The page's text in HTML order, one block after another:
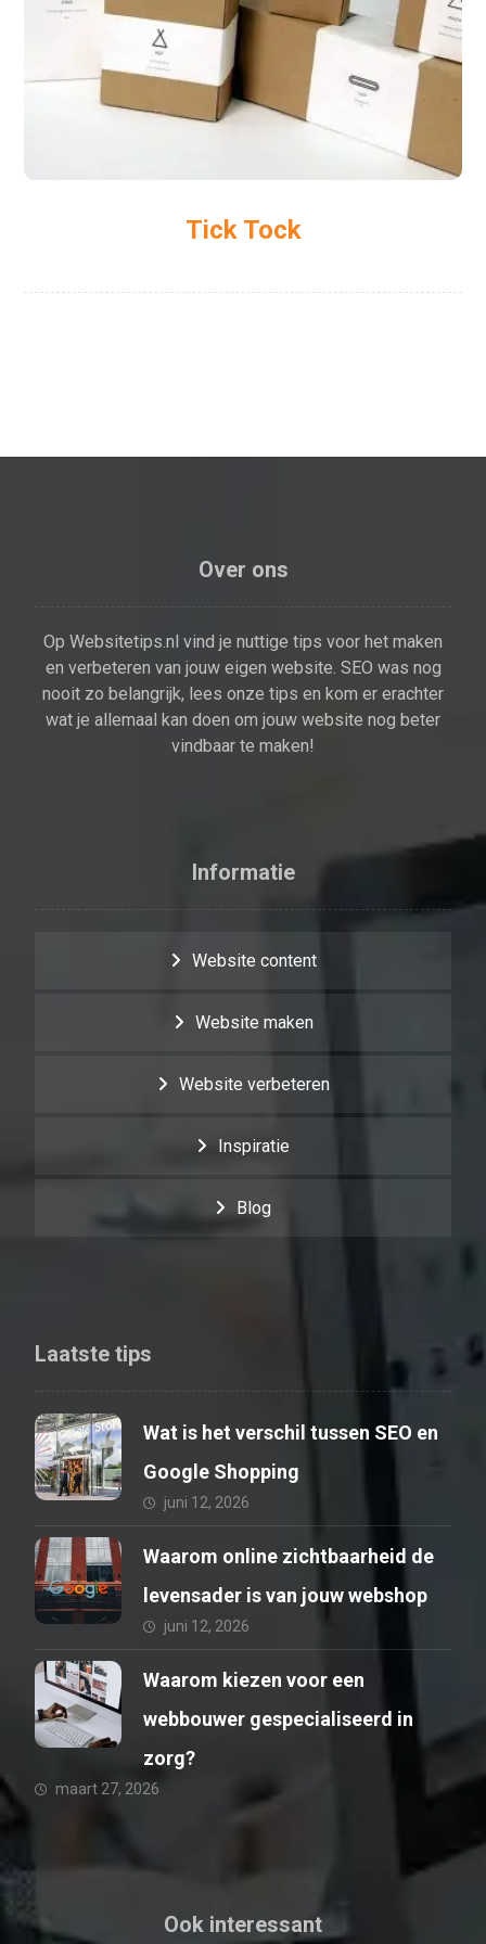
Tick Tock
Over ons
Op Websitetips.nl vind je nuttige tips voor het maken
en verbeteren van jouw eigen website. SEO was nog
nooit zo belangrijk, lees onze tips en kom er erachter
wat je allemaal kan doen om jouw website nog beter
vindbaar te maken!
Informatie
Website content
Website maken
Website verbeteren
Inspiratie
Blog
Laatste tips
Wat is het verschil tussen SEO en
Google Shopping
juni 12, 2026
Waarom online zichtbaarheid de
levensader is van jouw webshop
juni 12, 2026
Waarom kiezen voor een
webbouwer gespecialiseerd in
zorg?
maart 27, 2026
Ook interessant